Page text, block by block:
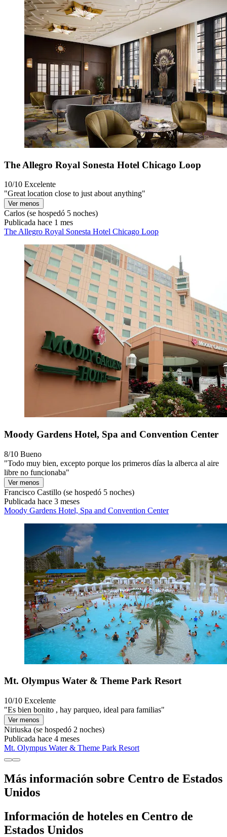
The Allegro Royal Sonesta Hotel Chicago Loop
10/10 Excelente
"Great location close to just about anything"
Ver menos
Carlos (se hospedó 5 noches)
Publicada hace 1 mes
The Allegro Royal Sonesta Hotel Chicago Loop
Moody Gardens Hotel, Spa and Convention Center
8/10 Bueno
"Todo muy bien, excepto porque los primeros días la alberca al aire
libre no funcionaba"
Ver menos
Francisco Castillo (se hospedó 5 noches)
Publicada hace 3 meses
Moody Gardens Hotel, Spa and Convention Center
Mt. Olympus Water & Theme Park Resort
10/10 Excelente
"Es bien bonito , hay parqueo, ideal para familias"
Ver menos
Niriuska (se hospedó 2 noches)
Publicada hace 4 meses
Mt. Olympus Water & Theme Park Resort
Más información sobre Centro de Estados
Unidos
Información de hoteles en Centro de
Estados Unidos